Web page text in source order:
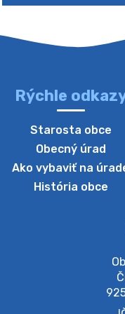
4. augusta 2026 10:05
Zberný dvor-
Oznamujeme
bude zberný dvor
hogy szerdán
lesz https://
Zber
Szeparált
Oznamujeme
prebehne zber
Rýchle
Starosta obce
Obecný úrad
Ako vybaviť na
História obce